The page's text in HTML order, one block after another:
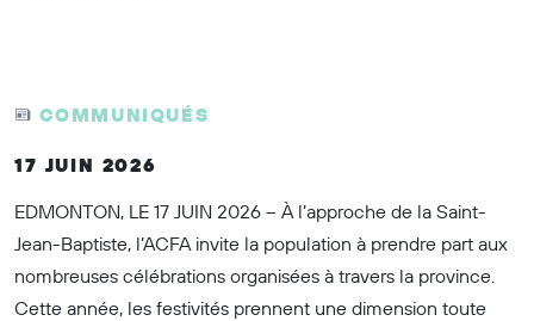
COMMUNIQUÉS
17 JUIN 2026
EDMONTON, LE 17 JUIN 2026 – À l’approche de la Saint-
Jean-Baptiste, l’ACFA invite la population à prendre part aux
nombreuses célébrations organisées à travers la province.
Cette année, les festivités prennent une dimension toute